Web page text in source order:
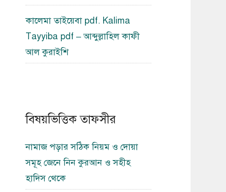
কালেমা তাইয়েবা pdf. Kalima
Tayyiba pdf – আব্দুল্লাহিল কাফী
আল কুরাইশি
বিষয়ভিত্তিক তাফসীর
নামাজ পড়ার সঠিক নিয়ম ও দোয়া
সমূহ জেনে নিন কুরআন ও সহীহ
হাদিস থেকে